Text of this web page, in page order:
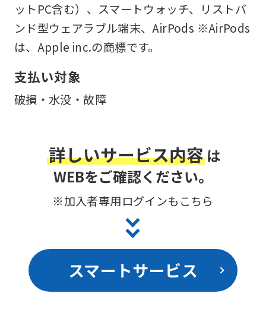
ットPC含む）、スマートウォッチ、リストバ
ンド型ウェアラブル端末、AirPods ※AirPods
は、Apple inc.の商標です。
支払い対象
破損・水没・故障
詳しいサービス内容 は
WEBをご確認ください。
※加入者専用ログインもこちら
スマートサービス